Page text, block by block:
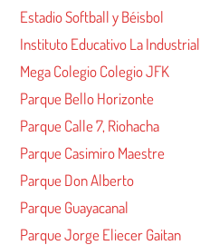
Estadio Softball y Béisbol
Instituto Educativo La Industrial
Mega Colegio Colegio JFK
Parque Bello Horizonte
Parque Calle 7, Riohacha
Parque Casimiro Maestre
Parque Don Alberto
Parque Guayacanal
Parque Jorge Eliecer Gaitan